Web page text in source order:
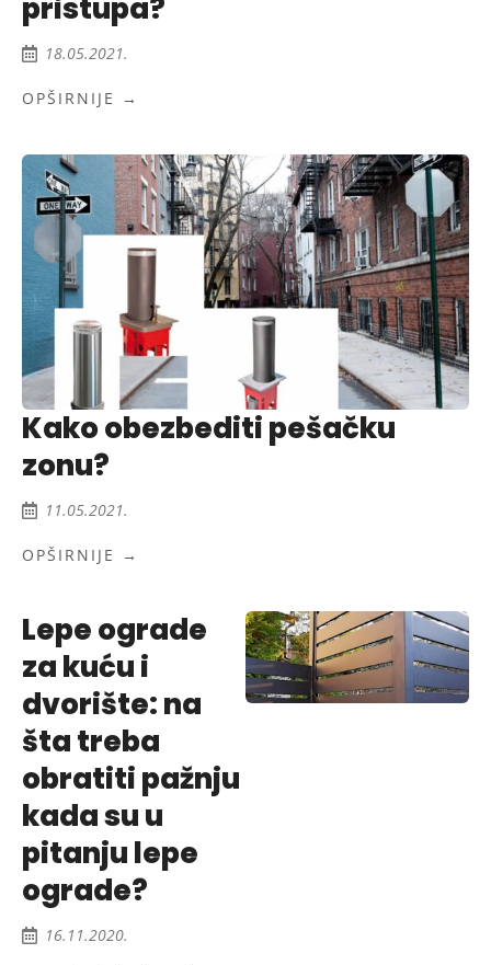
pristupa?
18.05.2021.
OPŠIRNIJE →
Kako obezbediti pešačku
zonu?
11.05.2021.
OPŠIRNIJE →
Lepe ograde
za kuću i
dvorište: na
šta treba
obratiti pažnju
kada su u
pitanju lepe
ograde?
16.11.2020.